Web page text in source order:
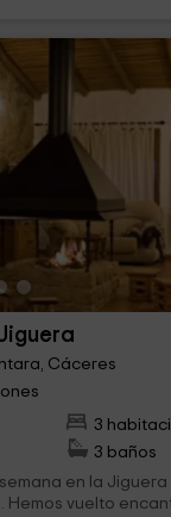
Cáceres
3
3 baños
en la Jiguera
Hemos vuelto